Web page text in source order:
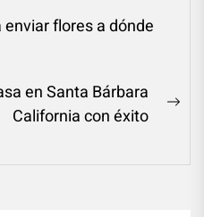
flores a dónde
en Santa Bárbara
California con éxito